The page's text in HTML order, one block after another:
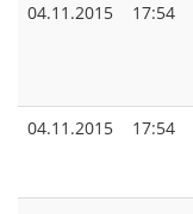
04.11.2015
17:54
04.11.2015
17:54